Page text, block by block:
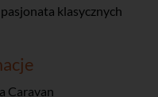
klasycznych
Caravan